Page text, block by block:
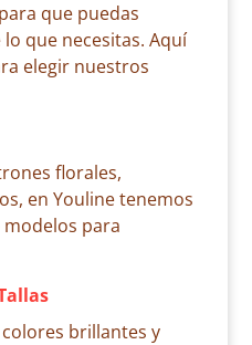
que puedas
que necesitas. Aquí
elegir nuestros
florales,
en Youline tenemos
para
brillantes y